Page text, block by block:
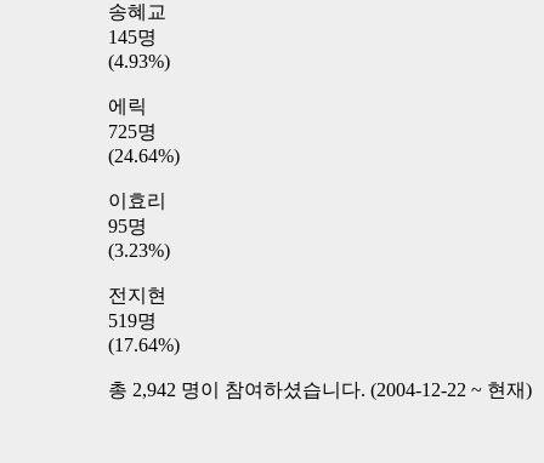
송혜교
145명
(4.93%)
에릭
725명
(24.64%)
이효리
95명
(3.23%)
전지현
519명
(17.64%)
총 2,942 명이 참여하셨습니다. (2004-12-22 ~ 현재)